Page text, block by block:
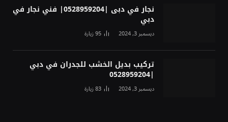
نجار في دبى |0528959204| فني نجار في
دبي
ديسمبر 3, 2024 95زيارة
تركيب بديل الخشب للجدران في دبي
|0528959204
ديسمبر 3, 2024 83زيارة